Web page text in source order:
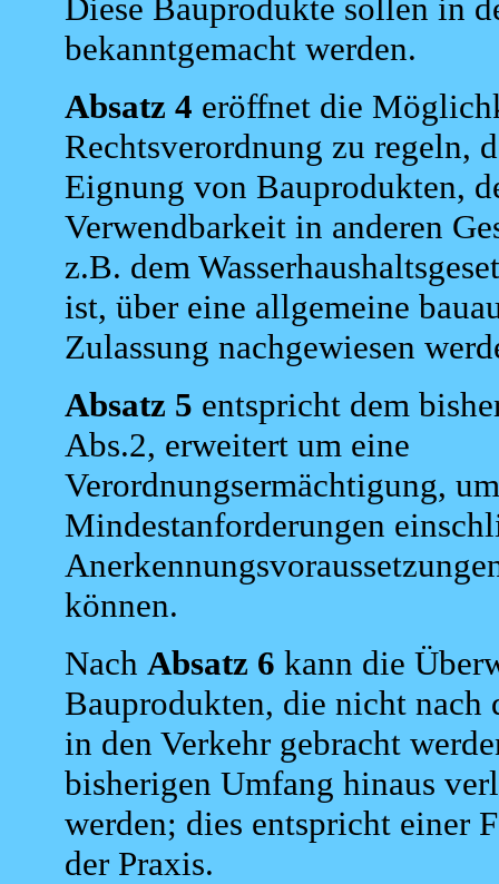
Diese Bauprodukte sollen in
bekanntgemacht werden.
Absatz 4 eröffnet die
Rechtsverordnung zu regeln,
Eignung von Bauprodukten,
Verwendbarkeit in anderen
z.B. dem
ist, über eine allgemeine
Zulassung nachgewiesen
Absatz 5 entspricht dem
Abs.2, erweitert um eine
Verordnungsermächtigung,
Mindestanforderungen
können.
Nach Absatz 6 kann die
Bauprodukten, die nicht nach
in den Verkehr gebracht
bisherigen Umfang hinaus
werden; dies entspricht einer
der Praxis.